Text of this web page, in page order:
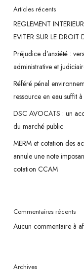
Articles récents
REGLEMENT
EVITER SUR LE DROIT
Préjudice d’anxiété :
administrative et
Référé pénal
ressource en eau suffit
DSC AVOCATS : un
du marché public
MERM et cotation des
annule une note
cotation CCAM
Commentaires récents
Aucun commentaire à
Archives